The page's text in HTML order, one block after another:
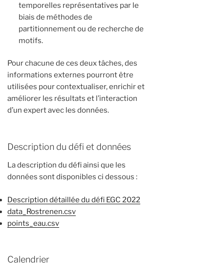
temporelles représentatives par le
biais de méthodes de
partitionnement ou de recherche de
motifs.
Pour chacune de ces deux tâches, des
informations externes pourront être
utilisées pour contextualiser, enrichir et
améliorer les résultats et l’interaction
d’un expert avec les données.
Description du défi et données
La description du défi ainsi que les
données sont disponibles ci dessous :
Description détaillée du défi EGC 2022
data_Rostrenen.csv
points_eau.csv
Calendrier